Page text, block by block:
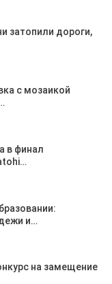
затопили дороги,
с мозаикой
в финал
и…
на замещение